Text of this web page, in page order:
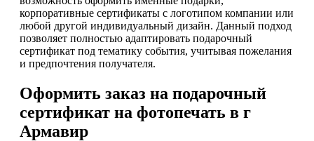
корпоративные сертификаты с логотипом компании или
любой другой индивидуальный дизайн. Данный подход
позволяет полностью адаптировать подарочный
сертификат под тематику события, учитывая пожелания
и предпочтения получателя.
Оформить заказ на подарочный
сертификат на фотопечать в г
Армавир